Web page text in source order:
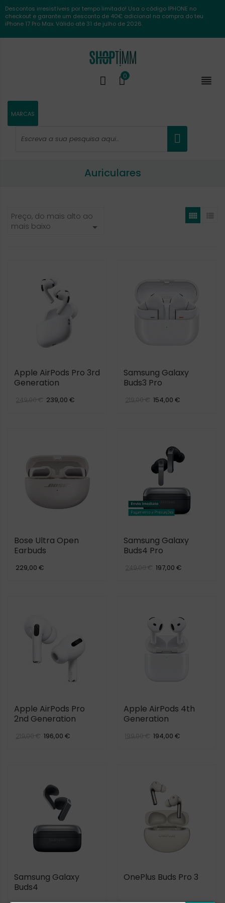
Descontos irresistíveis por tempo limitado! Usa o código IPHONE no
checkout e garante um desconto de 40€ adicional na compra do teu
iPhone 17 Pro Max. Válido até 31 de julho de 2026.

0
MARCAS
Auriculares

Preço, do mais alto ao
mais baixo

Apple AirPods Pro 3rd
Generation
249,00 € 239,00 €
Samsung Galaxy
Buds3 Pro
219,00 € 154,00 €
Bose Ultra Open
Earbuds
229,00 €
Samsung Galaxy
Buds4 Pro
249,00 € 197,00 €
Apple AirPods Pro
2nd Generation
219,00 € 196,00 €
Apple AirPods 4th
Generation
199,00 € 194,00 €
Samsung Galaxy
Buds4
OnePlus Buds Pro 3